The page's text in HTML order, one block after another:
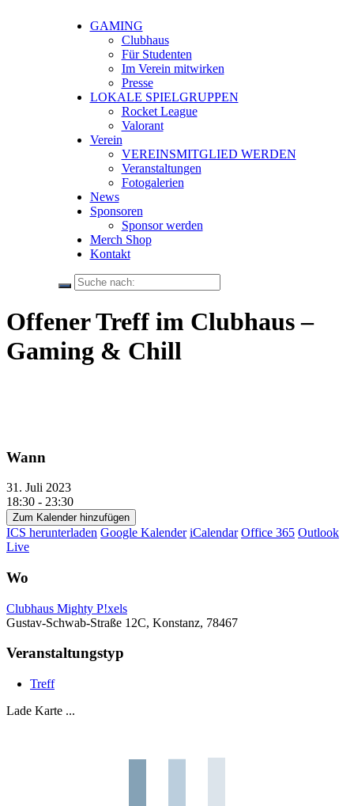
GAMING
Clubhaus
Für Studenten
Im Verein mitwirken
Presse
LOKALE SPIELGRUPPEN
Rocket League
Valorant
Verein
VEREINSMITGLIED WERDEN
Veranstaltungen
Fotogalerien
News
Sponsoren
Sponsor werden
Merch Shop
Kontakt
Offener Treff im Clubhaus –
Gaming & Chill
Wann
31. Juli 2023
18:30 - 23:30
Zum Kalender hinzufügen
ICS herunterladen Google Kalender iCalendar Office 365 Outlook
Live
Wo
Clubhaus Mighty P!xels
Gustav-Schwab-Straße 12C, Konstanz, 78467
Veranstaltungstyp
Treff
Lade Karte ...